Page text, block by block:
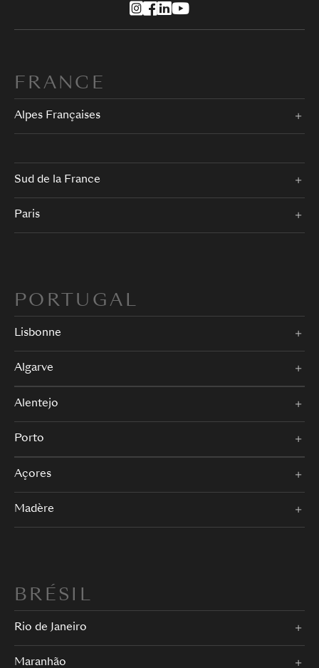
FRANCE
Alpes Françaises
Sud de la France
Paris
PORTUGAL
Lisbonne
Algarve
Alentejo
Porto
Açores
Madère
BRÉSIL
Rio de Janeiro
Maranhão